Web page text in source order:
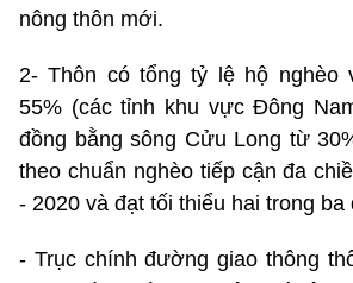
nông thôn mới.
2- Thôn có tổng tỷ lệ hộ nghèo
55% (các tỉnh khu vực Đông
đồng bằng sông Cửu Long từ
theo chuẩn nghèo tiếp cận đa
- 2020 và đạt tối thiểu hai trong ba
- Trục chính đường giao thông